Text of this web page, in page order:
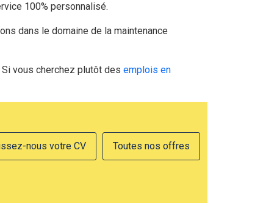
100% personnalisé.
dans le domaine de la maintenance
Si vous cherchez plutôt des emplois en
nous votre CV Toutes nos offres